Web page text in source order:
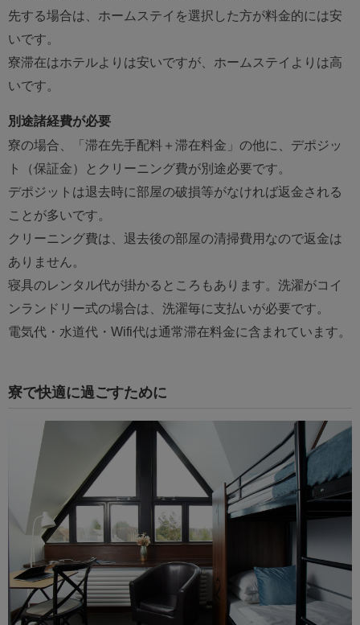
先する場合は、ホームステイを選択した方が料金的には安
いです。
寮滞在はホテルよりは安いですが、ホームステイよりは高
いです。
別途諸経費が必要
寮の場合、「滞在先手配料＋滞在料金」の他に、デポジッ
ト（保証金）とクリーニング費が別途必要です。
デポジットは退去時に部屋の破損等がなければ返金される
ことが多いです。
クリーニング費は、退去後の部屋の清掃費用なので返金は
ありません。
寝具のレンタル代が掛かるところもあります。洗濯がコイ
ンランドリー式の場合は、洗濯毎に支払いが必要です。
電気代・水道代・Wifi代は通常滞在料金に含まれています。
寮で快適に過ごすために